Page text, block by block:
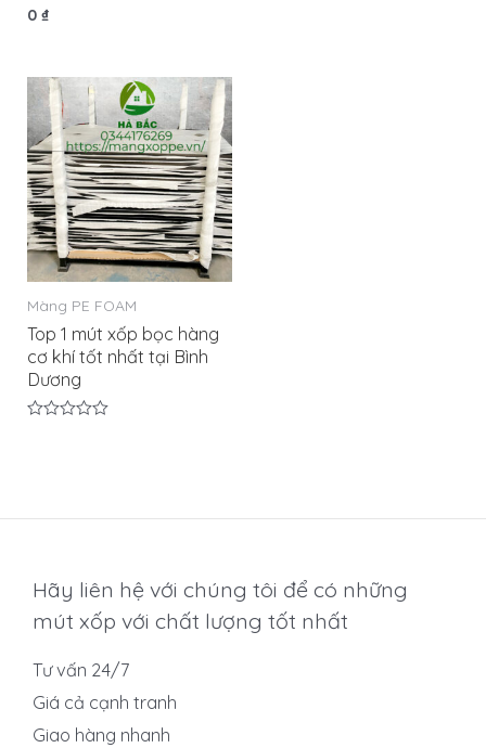
Được
sao
0₫
Màng PE FOAM
Top 1 mút xốp bọc hàng
cơ khí tốt nhất tại Bình
Dương
Hãy liên hệ với chúng tôi để có những
mút xốp với chất lượng tốt nhất
Tư vấn 24/7
Giá cả cạnh tranh
Giao hàng nhanh